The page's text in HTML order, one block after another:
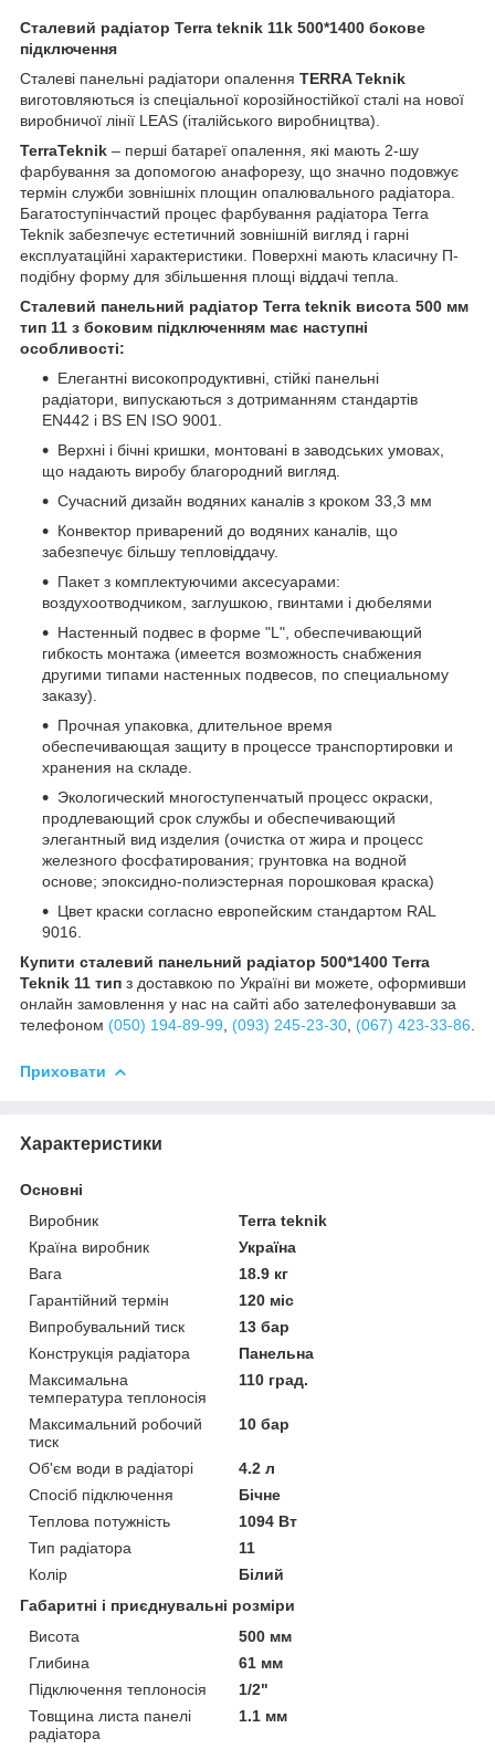
Сталевий радіатор Terra teknik 11k 500*1400 бокове
підключення
Сталеві панельні радіатори опалення TERRA Teknik
виготовляються із спеціальної корозійностійкої сталі на нової
виробничої лінії LEAS (італійського виробництва).
TerraTeknik – перші батареї опалення, які мають 2-шу
фарбування за допомогою анафорезу, що значно подовжує
термін служби зовнішніх площин опалювального радіатора.
Багатоступінчастий процес фарбування радіатора Terra
Teknik забезпечує естетичний зовнішній вигляд і гарні
експлуатаційні характеристики. Поверхні мають класичну П-
подібну форму для збільшення площі віддачі тепла.
Сталевий панельний радіатор Terra teknik висота 500 мм
тип 11 з боковим підключенням має наступні
особливості:
Елегантні високопродуктивні, стійкі панельні
радіатори, випускаються з дотриманням стандартів
EN442 і BS EN ISO 9001.
Верхні і бічні кришки, монтовані в заводських умовах,
що надають виробу благородний вигляд.
Сучасний дизайн водяних каналів з кроком 33,3 мм
Конвектор приварений до водяних каналів, що
забезпечує більшу тепловіддачу.
Пакет з комплектуючими аксесуарами:
воздухоотводчиком, заглушкою, гвинтами і дюбелями
Настенный подвес в форме "L", обеспечивающий
гибкость монтажа (имеется возможность снабжения
другими типами настенных подвесов, по специальному
заказу).
Прочная упаковка, длительное время
обеспечивающая защиту в процессе транспортировки и
хранения на складе.
Экологический многоступенчатый процесс окраски,
продлевающий срок службы и обеспечивающий
элегантный вид изделия (очистка от жира и процесс
железного фосфатирования; грунтовка на водной
основе; эпоксидно-полиэстерная порошковая краска)
Цвет краски согласно европейским стандартом RAL
9016.
Купити сталевий панельний радіатор 500*1400 Terra
Teknik 11 тип з доставкою по Україні ви можете, оформивши
онлайн замовлення у нас на сайті або зателефонувавши за
телефоном (050) 194-89-99 (093) 245-23-30 (067) 423-33-86
Приховати
Характеристики
Основні
Виробник
Terra teknik
Країна виробник
Україна
Вага
18.9 кг
Гарантійний термін
120 міс
Випробувальний тиск
13 бар
Конструкція радіатора
Панельна
Максимальна
температура теплоносія
110 град.
Максимальний робочий
тиск
10 бар
Об'єм води в радіаторі
4.2 л
Спосіб підключення
Бічне
Теплова потужність
1094 Вт
Тип радіатора
11
Колір
Білий
Габаритні і приєднувальні розміри
Висота
500 мм
Глибина
61 мм
Підключення теплоносія
1/2"
Товщина листа панелі
радіатора
1.1 мм